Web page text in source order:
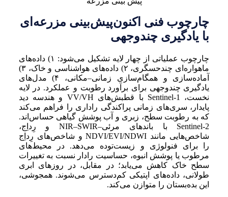
چارچوب فنی اکنون‌پیش‌بینی مزرعه‌ای
با یادگیری چندوجهی
چارچوب عملیاتی از چهار لایه تشکیل می‌شود: ۱) داده‌های
ماهواره‌ای چندحسگری، ۲) داده‌های هواشناسی و خاک، ۳)
آماده‌سازی و همگام‌سازی زمانی–مکانی، ۴) مدل‌های
یادگیری چندوجهی برای برآورد رطوبت و عملکرد. در لایه
نخست، Sentinel-1 با قطبش‌های VV/VH و هندسه دید
پایدار، سری‌های زمانی پراکندگی راداری را فراهم می‌کند
که به رطوبت سطح، زبری و آب پوشش گیاهی حساس‌اند.
Sentinel-2 با باندهای مرئی–NIR–SWIR و رِد‌اِج،
شاخص‌هایی مانند NDVI/EVI/NDWI و شاخص‌های رِد‌اِج
را برای فنولوژی و زیست‌توده می‌دهد. در محیط‌های
مرطوب یا پوشش انبوه، حساسیت رادار نسبت به تغییرات
سطح خاک کاهش می‌یابد؛ در مقابل، در روزهای ابری
طولانی، داده‌های اپتیکی کم‌دسترس می‌شوند. همجوشی،
این بده‌بستان را متوازن می‌کند.